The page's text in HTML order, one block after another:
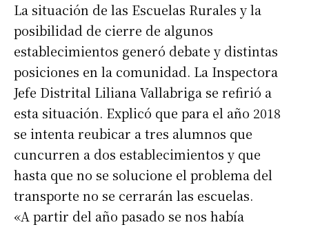
La situación de las Escuelas Rurales y la
posibilidad de cierre de algunos
establecimientos generó debate y distintas
posiciones en la comunidad. La Inspectora
Jefe Distrital Liliana Vallabriga se refirió a
esta situación. Explicó que para el año 2018
se intenta reubicar a tres alumnos que
cuncurren a dos establecimientos y que
hasta que no se solucione el problema del
transporte no se cerrarán las escuelas.
«A partir del año pasado se nos había